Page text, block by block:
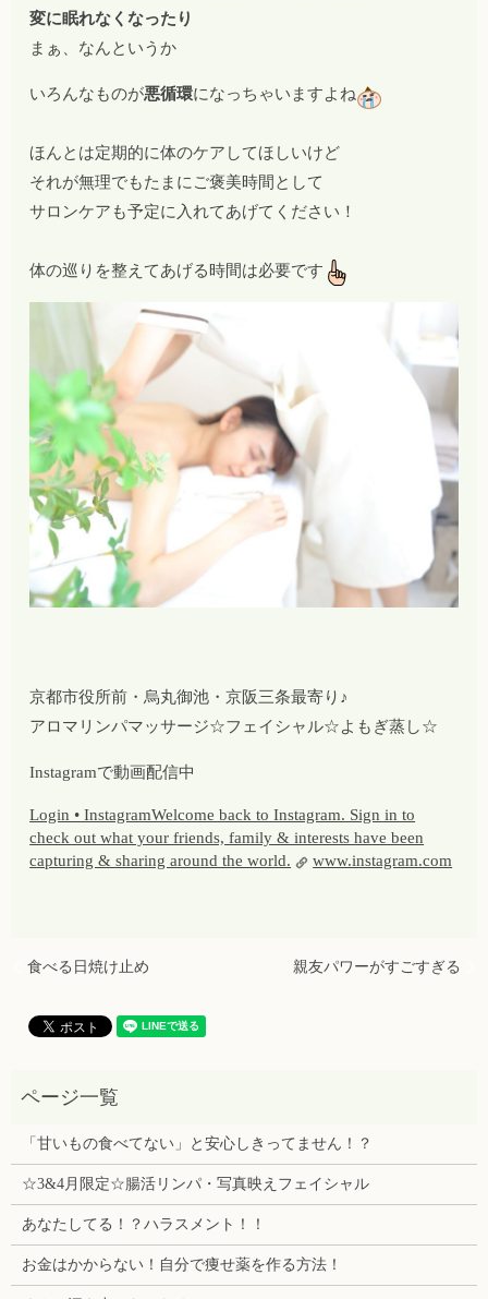
変に眠れなくなったり
まぁ、なんというか
いろんなものが悪循環になっちゃいますよね
ほんとは定期的に体のケアしてほしいけど
それが無理でもたまにご褒美時間として
サロンケアも予定に入れてあげてください！
体の巡りを整えてあげる時間は必要です
京都市役所前・烏丸御池・京阪三条最寄り♪
アロマリンパマッサージ☆フェイシャル☆よもぎ蒸し☆
Instagramで動画配信中
Login • InstagramWelcome back to Instagram. Sign in to
check out what your friends, family & interests have been
capturing & sharing around the world.
www.instagram.com
食べる日焼け止め 親友パワーがすごすぎる
「甘いもの食べてない」と安心しきってません！？
☆3&4月限定☆腸活リンパ・写真映えフェイシャル
あなたしてる！？ハラスメント！！
お金はかからない！自分で痩せ薬を作る方法！